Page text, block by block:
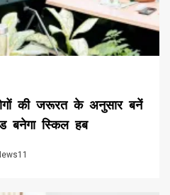
की जरूरत के अनुसार बनें
बनेगा स्किल हब